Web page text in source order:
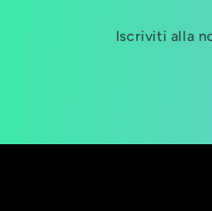
Iscriviti alla